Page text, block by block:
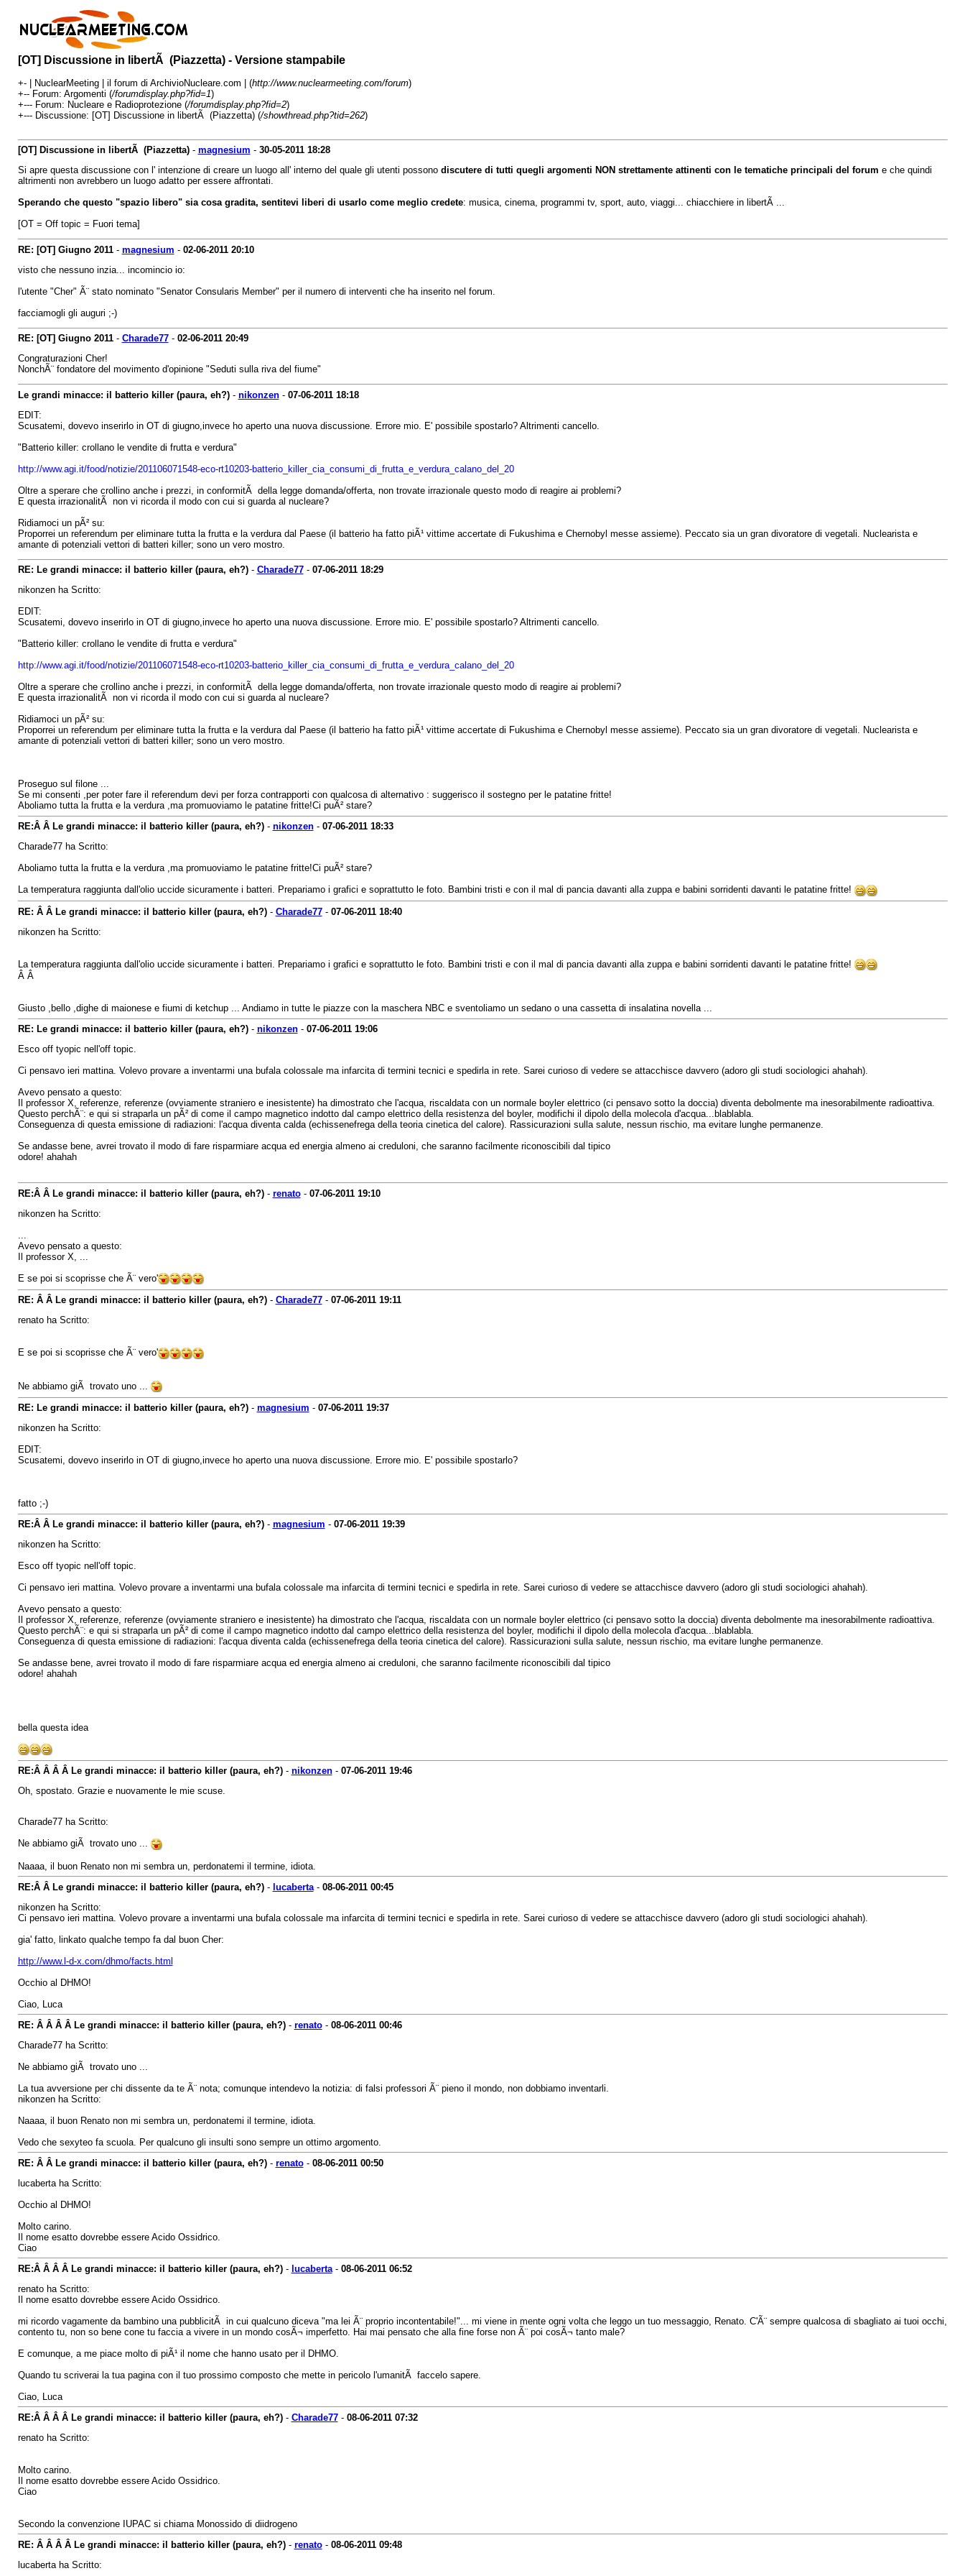
[OT] Discussione in libertÃ (Piazzetta) - Versione stampabile
+- | NuclearMeeting | il forum di ArchivioNucleare.com | (http://www.nuclearmeeting.com/forum)
+-- Forum: Argomenti (/forumdisplay.php?fid=1)
+--- Forum: Nucleare e Radioprotezione (/forumdisplay.php?fid=2)
+--- Discussione: [OT] Discussione in libertÃ (Piazzetta) (/showthread.php?tid=262)
[OT] Discussione in libertÃ (Piazzetta)- magnesium - 30-05-2011 18:28
Si apre questa discussione con l' intenzione di creare un luogo all' interno del quale gli utenti possonodiscutere di tutti quegli argomenti NON strettamente attinenti con le tematiche principali del forum e che quindi
altrimenti non avrebbero un luogo adatto per essere affrontati.
Sperando che questo "spazio libero" sia cosa gradita, sentitevi liberi di usarlo come meglio credete: musica, cinema, programmi tv, sport, auto, viaggi... chiacchiere in libertÃ ...
[OT = Off topic = Fuori tema]
RE: [OT] Giugno 2011- magnesium - 02-06-2011 20:10
visto che nessuno inzia... incomincio io:
l'utente "Cher" Ã¨ stato nominato "Senator Consularis Member" per il numero di interventi che ha inserito nel forum.
facciamogli gli auguri ;-)
RE: [OT] Giugno 2011- Charade77- 02-06-2011 20:49
Congraturazioni Cher!
NonchÃ¨ fondatore del movimento d'opinione "Seduti sulla riva del fiume"
Le grandi minacce: il batterio killer (paura, eh?)- nikonzen- 07-06-2011 18:18
EDIT:
Scusatemi, dovevo inserirlo in OT di giugno,invece ho aperto una nuova discussione. Errore mio. E' possibile spostarlo? Altrimenti cancello.
"Batterio killer: crollano le vendite di frutta e verdura"
http://www.agi.it/food/notizie/201106071548-eco-rt10203-batterio_killer_cia_consumi_di_frutta_e_verdura_calano_del_20
Oltre a sperare che crollino anche i prezzi, in conformitÃ della legge domanda/offerta, non trovate irrazionale questo modo di reagire ai problemi?
E questa irrazionalitÃ non vi ricorda il modo con cui si guarda al nucleare?
Ridiamoci un pÃ² su:
Proporrei un referendum per eliminare tutta la frutta e la verdura dal Paese (il batterio ha fatto piÃ¹ vittime accertate di Fukushima e Chernobyl messe assieme). Peccato sia un gran divoratore di vegetali. Nuclearista e
amante di potenziali vettori di batteri killer; sono un vero mostro.
RE: Le grandi minacce: il batterio killer (paura, eh?)- Charade77- 07-06-2011 18:29
nikonzen ha Scritto:
EDIT:
Scusatemi, dovevo inserirlo in OT di giugno,invece ho aperto una nuova discussione. Errore mio. E' possibile spostarlo? Altrimenti cancello.
"Batterio killer: crollano le vendite di frutta e verdura"
http://www.agi.it/food/notizie/201106071548-eco-rt10203-batterio_killer_cia_consumi_di_frutta_e_verdura_calano_del_20
Oltre a sperare che crollino anche i prezzi, in conformitÃ della legge domanda/offerta, non trovate irrazionale questo modo di reagire ai problemi?
E questa irrazionalitÃ non vi ricorda il modo con cui si guarda al nucleare?
Ridiamoci un pÃ² su:
Proporrei un referendum per eliminare tutta la frutta e la verdura dal Paese (il batterio ha fatto piÃ¹ vittime accertate di Fukushima e Chernobyl messe assieme). Peccato sia un gran divoratore di vegetali. Nuclearista e
amante di potenziali vettori di batteri killer; sono un vero mostro.
Proseguo sul filone ...
Se mi consenti ,per poter fare il referendum devi per forza contrapporti con qualcosa di alternativo : suggerisco il sostegno per le patatine fritte!
Aboliamo tutta la frutta e la verdura ,ma promuoviamo le patatine fritte!Ci puÃ² stare?
RE:Â Â Le grandi minacce: il batterio killer (paura, eh?)- nikonzen- 07-06-2011 18:33
Charade77 ha Scritto:
Aboliamo tutta la frutta e la verdura ,ma promuoviamo le patatine fritte!Ci puÃ² stare?
La temperatura raggiunta dall'olio uccide sicuramente i batteri. Prepariamo i grafici e soprattutto le foto. Bambini tristi e con il mal di pancia davanti alla zuppa e babini sorridenti davanti le patatine fritte!
RE: Â Â Le grandi minacce: il batterio killer (paura, eh?)- Charade77- 07-06-2011 18:40
nikonzen ha Scritto:
La temperatura raggiunta dall'olio uccide sicuramente i batteri. Prepariamo i grafici e soprattutto le foto. Bambini tristi e con il mal di pancia davanti alla zuppa e babini sorridenti davanti le patatine fritte!
Â Â
Giusto ,bello ,dighe di maionese e fiumi di ketchup ... Andiamo in tutte le piazze con la maschera NBC e sventoliamo un sedano o una cassetta di insalatina novella ...
RE: Le grandi minacce: il batterio killer (paura, eh?)- nikonzen- 07-06-2011 19:06
Esco off tyopic nell'off topic.
Ci pensavo ieri mattina. Volevo provare a inventarmi una bufala colossale ma infarcita di termini tecnici e spedirla in rete. Sarei curioso di vedere se attacchisce davvero (adoro gli studi sociologici ahahah).
Avevo pensato a questo:
Il professor X, referenze, referenze (ovviamente straniero e inesistente) ha dimostrato che l'acqua, riscaldata con un normale boyler elettrico (ci pensavo sotto la doccia) diventa debolmente ma inesorabilmente radioattiva.
Questo perchÃ¨: e qui si straparla un pÃ² di come il campo magnetico indotto dal campo elettrico della resistenza del boyler, modifichi il dipolo della molecola d'acqua...blablabla.
Conseguenza di questa emissione di radiazioni: l'acqua diventa calda (echissenefrega della teoria cinetica del calore). Rassicurazioni sulla salute, nessun rischio, ma evitare lunghe permanenze.
Se andasse bene, avrei trovato il modo di fare risparmiare acqua ed energia almeno ai creduloni, che saranno facilmente riconoscibili dal tipico
odore! ahahah
RE:Â Â Le grandi minacce: il batterio killer (paura, eh?)- renato- 07-06-2011 19:10
nikonzen ha Scritto:
Avevo pensato a questo:
Il professor X, ...
E se poi si scoprisse che Ã¨ vero'
RE: Â Â Le grandi minacce: il batterio killer (paura, eh?)- Charade77- 07-06-2011 19:11
renato ha Scritto:
E se poi si scoprisse che Ã¨ vero'
Ne abbiamo giÃ trovato uno ...
RE: Le grandi minacce: il batterio killer (paura, eh?)- magnesium - 07-06-2011 19:37
nikonzen ha Scritto:
EDIT:
Scusatemi, dovevo inserirlo in OT di giugno,invece ho aperto una nuova discussione. Errore mio. E' possibile spostarlo?
fatto ;-)
RE:Â Â Le grandi minacce: il batterio killer (paura, eh?)- magnesium - 07-06-2011 19:39
nikonzen ha Scritto:
Esco off tyopic nell'off topic.
Ci pensavo ieri mattina. Volevo provare a inventarmi una bufala colossale ma infarcita di termini tecnici e spedirla in rete. Sarei curioso di vedere se attacchisce davvero (adoro gli studi sociologici ahahah).
Avevo pensato a questo:
Il professor X, referenze, referenze (ovviamente straniero e inesistente) ha dimostrato che l'acqua, riscaldata con un normale boyler elettrico (ci pensavo sotto la doccia) diventa debolmente ma inesorabilmente radioattiva.
Questo perchÃ¨: e qui si straparla un pÃ² di come il campo magnetico indotto dal campo elettrico della resistenza del boyler, modifichi il dipolo della molecola d'acqua...blablabla.
Conseguenza di questa emissione di radiazioni: l'acqua diventa calda (echissenefrega della teoria cinetica del calore). Rassicurazioni sulla salute, nessun rischio, ma evitare lunghe permanenze.
Se andasse bene, avrei trovato il modo di fare risparmiare acqua ed energia almeno ai creduloni, che saranno facilmente riconoscibili dal tipico
odore! ahahah
bella questa idea
RE:Â Â Â Â Le grandi minacce: il batterio killer (paura, eh?)- nikonzen- 07-06-2011 19:46
Oh, spostato. Grazie e nuovamente le mie scuse.
Charade77 ha Scritto:
Ne abbiamo giÃ trovato uno ...
Naaaa, il buon Renato non mi sembra un, perdonatemi il termine, idiota.
RE:Â Â Le grandi minacce: il batterio killer (paura, eh?)- lucaberta- 08-06-2011 00:45
nikonzen ha Scritto:
Ci pensavo ieri mattina. Volevo provare a inventarmi una bufala colossale ma infarcita di termini tecnici e spedirla in rete. Sarei curioso di vedere se attacchisce davvero (adoro gli studi sociologici ahahah).
gia' fatto, linkato qualche tempo fa dal buon Cher:
http://www.l-d-x.com/dhmo/facts.html
Occhio al DHMO!
Ciao, Luca
RE: Â Â Â Â Le grandi minacce: il batterio killer (paura, eh?)- renato- 08-06-2011 00:46
Charade77 ha Scritto:
Ne abbiamo giÃ trovato uno ...
La tua avversione per chi dissente da te Ã¨ nota; comunque intendevo la notizia: di falsi professori Ã¨ pieno il mondo, non dobbiamo inventarli.
nikonzen ha Scritto:
Naaaa, il buon Renato non mi sembra un, perdonatemi il termine, idiota.
Vedo che sexyteo fa scuola. Per qualcuno gli insulti sono sempre un ottimo argomento.
RE: Â Â Le grandi minacce: il batterio killer (paura, eh?)- renato- 08-06-2011 00:50
lucaberta ha Scritto:
Occhio al DHMO!
Molto carino.
Il nome esatto dovrebbe essere Acido Ossidrico.
Ciao
RE:Â Â Â Â Le grandi minacce: il batterio killer (paura, eh?)- lucaberta- 08-06-2011 06:52
renato ha Scritto:
Il nome esatto dovrebbe essere Acido Ossidrico.
mi ricordo vagamente da bambino una pubblicitÃ in cui qualcuno diceva "ma lei Ã¨ proprio incontentabile!"... mi viene in mente ogni volta che leggo un tuo messaggio, Renato. C'Ã¨ sempre qualcosa di sbagliato ai tuoi occhi,
contento tu, non so bene cone tu faccia a vivere in un mondo cosÃ¬ imperfetto. Hai mai pensato che alla fine forse non Ã¨ poi cosÃ¬ tanto male?
E comunque, a me piace molto di piÃ¹ il nome che hanno usato per il DHMO.
Quando tu scriverai la tua pagina con il tuo prossimo composto che mette in pericolo l'umanitÃ faccelo sapere.
Ciao, Luca
RE:Â Â Â Â Le grandi minacce: il batterio killer (paura, eh?)- Charade77- 08-06-2011 07:32
renato ha Scritto:
Molto carino.
Il nome esatto dovrebbe essere Acido Ossidrico.
Ciao
Secondo la convenzione IUPAC si chiama Monossido di diidrogeno
RE: Â Â Â Â Le grandi minacce: il batterio killer (paura, eh?)- renato- 08-06-2011 09:48
lucaberta ha Scritto: